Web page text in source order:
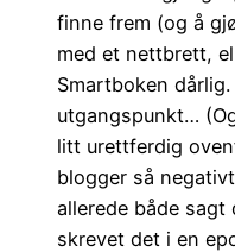
finne frem (og å
med et nettbrett,
Smartboken
utgangspunkt…
litt urettferdig
blogger så
allerede både
skrevet det i en